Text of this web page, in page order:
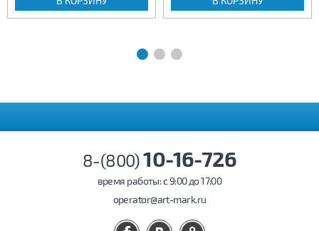
8-(800)10-16-726
время работы: c 9:00 до 17:00
operator@art-mark.ru